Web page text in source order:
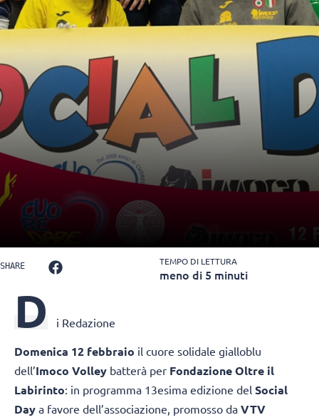
SHARE TEMPO DI LETTURA
meno di 5 minuti
D i Redazione
Domenica 12 febbraio il cuore solidale gialloblu
dell’Imoco Volley batterà per Fondazione Oltre il
Labirinto: in programma 13esima edizione del Social
Day a favore dell’associazione, promosso da VTV